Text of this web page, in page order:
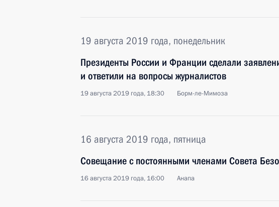
19 августа 2019 года, понедельник
Президенты России и Франции сделали
и ответили на вопросы журналистов
19 августа 2019 года, 18:30 Борм-ле-Мимоза
16 августа 2019 года, пятница
Совещание с постоянными членами Совета
16 августа 2019 года, 16:00 Анапа